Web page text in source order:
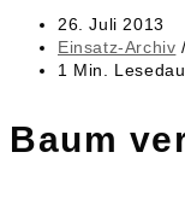
Beitrag
veröffentlicht:
26. Juli 2013
Beitrags-
Kategorie:
Einsatz-Archiv /
Lesedauer:
1 Min.
Baum